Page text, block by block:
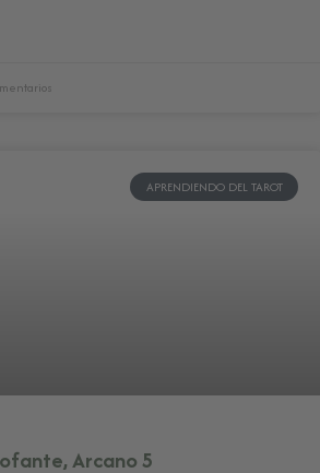
APRENDIENDO DEL TAROT
Arcano 5